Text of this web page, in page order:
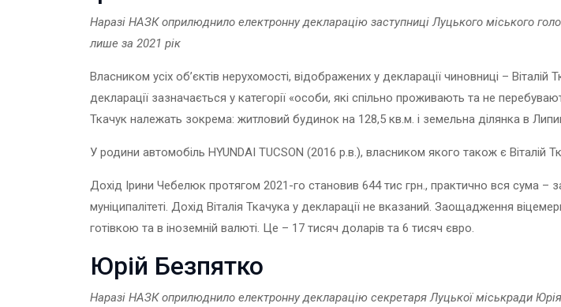
Наразі НАЗК оприлюднило електронну декларацію заступниці Луцького міського
лише за 2021 рік
Власником усіх об’єктів нерухомості, відображених у декларації чиновниці – Віталій
декларації зазначається у категорії «особи, які спільно проживають та не
Ткачук належать зокрема: житловий будинок на 128,5 кв.м. і земельна ділянка в
У родини автомобіль HYUNDAI TUCSON (2016 р.в.), власником якого також є Віталій
Дохід Ірини Чебелюк протягом 2021-го становив 644 тис грн., практично вся сума –
муніципалітеті. Дохід Віталія Ткачука у декларації не вказаний. Заощадження
готівкою та в іноземній валюті. Це – 17 тисяч доларів та 6 тисяч євро.
Юрій Безпятко
Наразі НАЗК оприлюднило електронну декларацію секретаря Луцької міськради